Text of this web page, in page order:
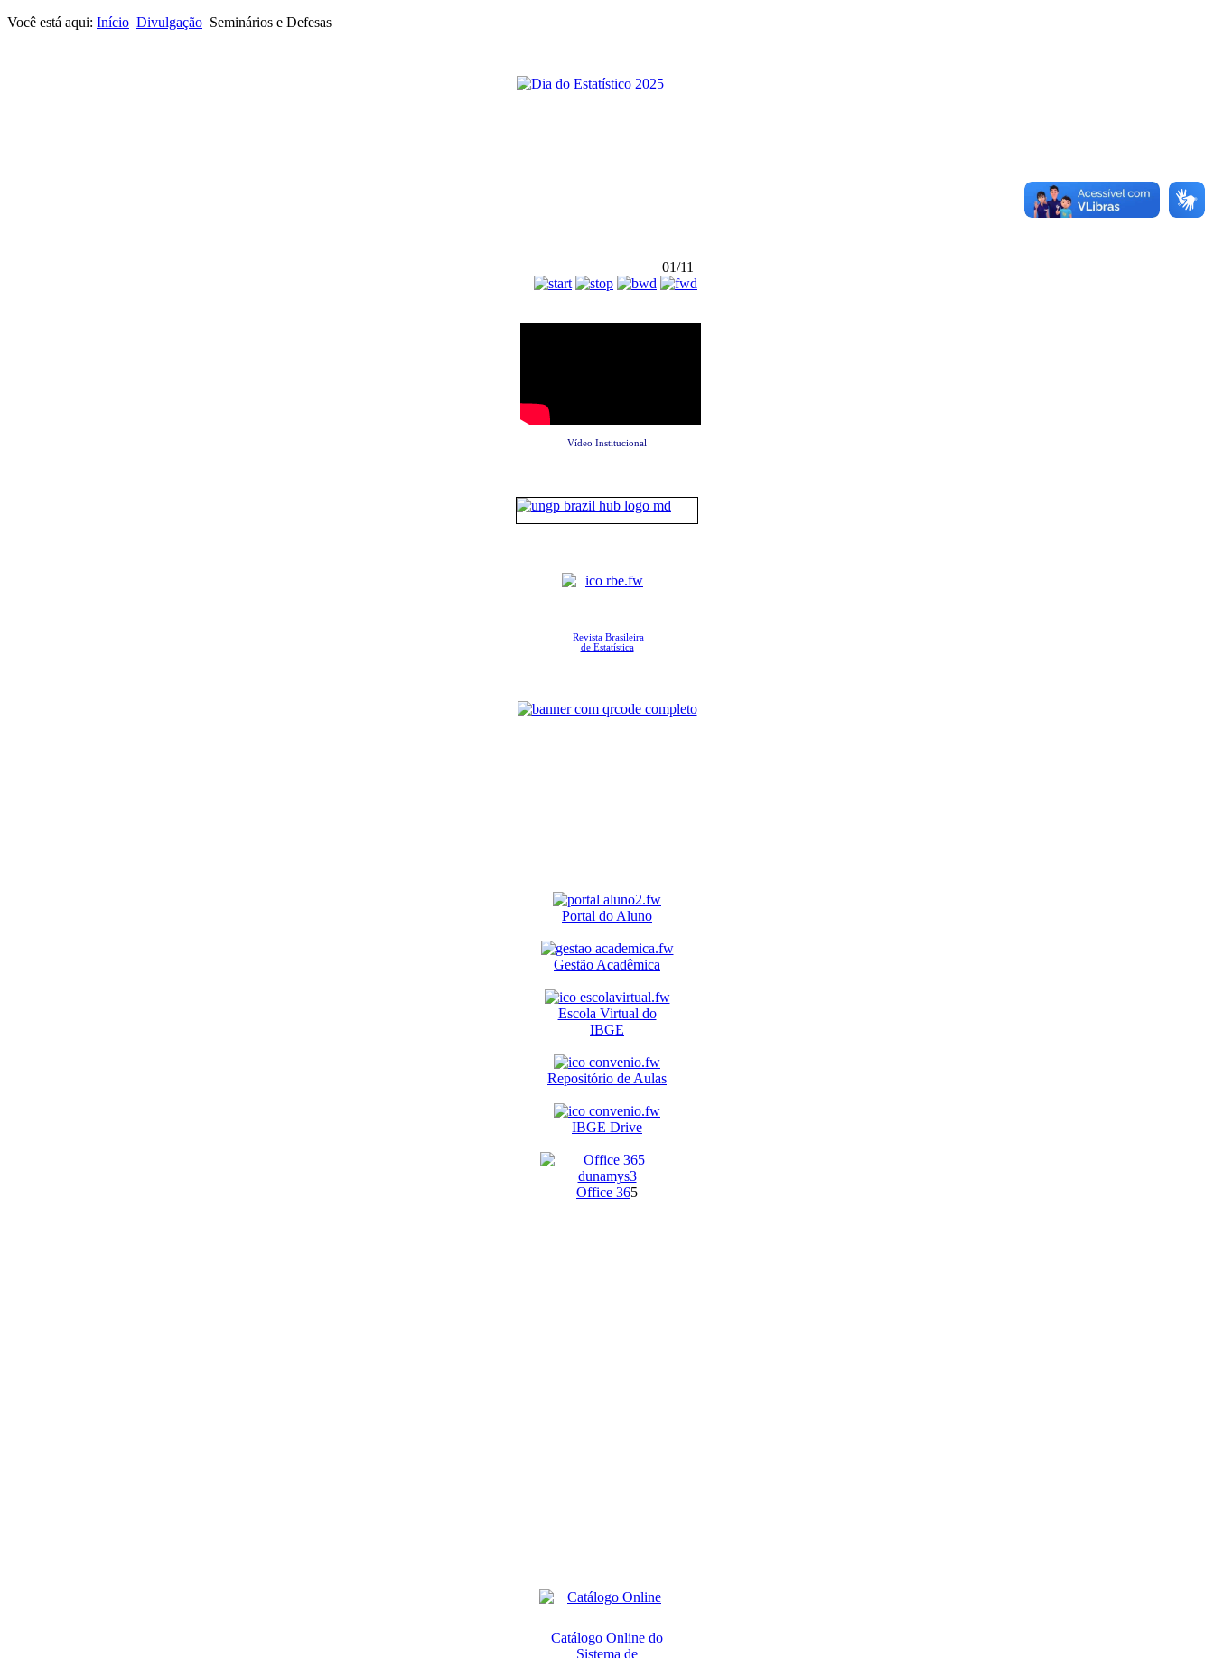
Você está aqui: Início Divulgação Seminários e Defesas
01/11
Vídeo Institucional
Revista Brasileira
de Estatística
Portal do Aluno
Gestão Acadêmica
Escola Virtual do
IBGE
Repositório de Aulas
IBGE Drive
Office 365
Catálogo Online do
Sistema de